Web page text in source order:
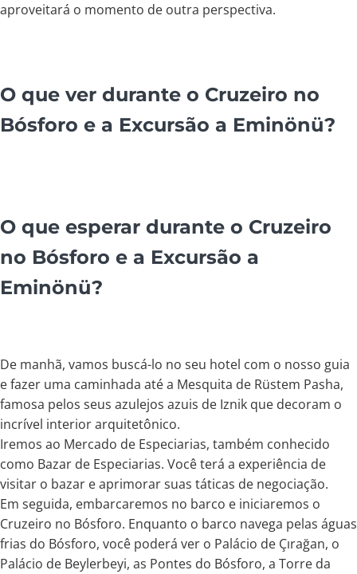
aproveitará o momento de outra perspectiva.
O que ver durante o Cruzeiro no
Bósforo e a Excursão a Eminönü?
O que esperar durante o Cruzeiro
no Bósforo e a Excursão a
Eminönü?
De manhã, vamos buscá-lo no seu hotel com o nosso guia
e fazer uma caminhada até a Mesquita de Rüstem Pasha,
famosa pelos seus azulejos azuis de Iznik que decoram o
incrível interior arquitetônico.
Iremos ao Mercado de Especiarias, também conhecido
como Bazar de Especiarias. Você terá a experiência de
visitar o bazar e aprimorar suas táticas de negociação.
Em seguida, embarcaremos no barco e iniciaremos o
Cruzeiro no Bósforo. Enquanto o barco navega pelas águas
frias do Bósforo, você poderá ver o Palácio de Çırağan, o
Palácio de Beylerbeyi, as Pontes do Bósforo, a Torre da